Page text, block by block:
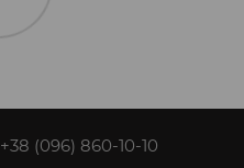
+38 (096) 860-10-10